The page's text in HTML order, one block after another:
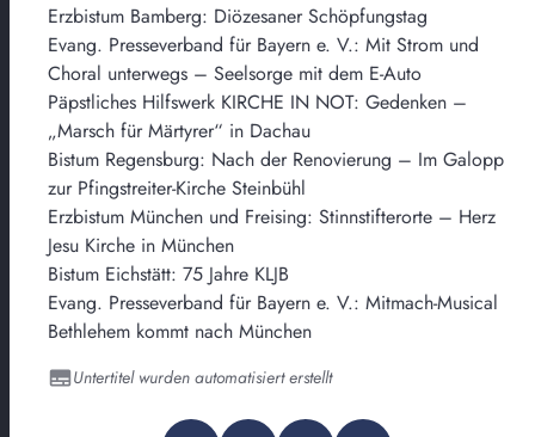
Erzbistum Bamberg: Diözesaner Schöpfungstag
Evang. Presseverband für Bayern e. V.: Mit Strom und
Choral unterwegs – Seelsorge mit dem E-Auto
Päpstliches Hilfswerk KIRCHE IN NOT: Gedenken –
„Marsch für Märtyrer“ in Dachau
Bistum Regensburg: Nach der Renovierung – Im Galopp
zur Pfingstreiter-Kirche Steinbühl
Erzbistum München und Freising: Stinnstifterorte – Herz
Jesu Kirche in München
Bistum Eichstätt: 75 Jahre KLJB
Evang. Presseverband für Bayern e. V.: Mitmach-Musical
Bethlehem kommt nach München
Untertitel wurden automatisiert erstellt